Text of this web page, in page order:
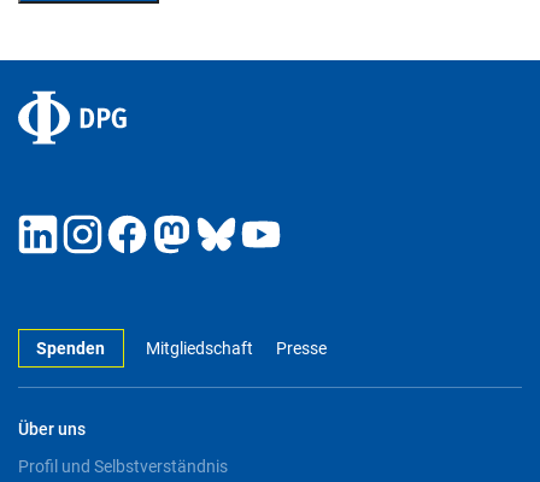
Spenden Mitgliedschaft Presse
Über uns
Profil und Selbstverständnis